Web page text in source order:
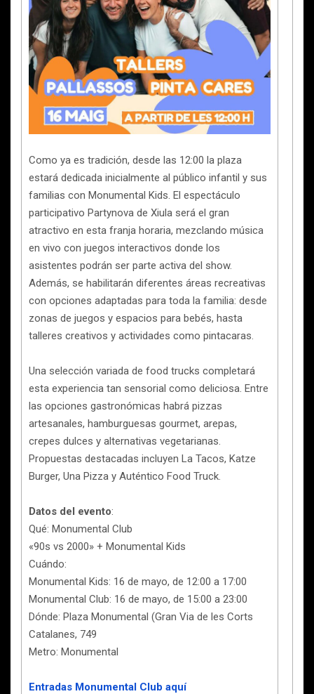
Como ya es tradición, desde las 12:00 la plaza
estará dedicada inicialmente al público infantil y sus
familias con Monumental Kids. El espectáculo
participativo Partynova de Xiula será el gran
atractivo en esta franja horaria, mezclando música
en vivo con juegos interactivos donde los
asistentes podrán ser parte activa del show.
Además, se habilitarán diferentes áreas recreativas
con opciones adaptadas para toda la familia: desde
zonas de juegos y espacios para bebés, hasta
talleres creativos y actividades como pintacaras.
Una selección variada de food trucks completará
esta experiencia tan sensorial como deliciosa. Entre
las opciones gastronómicas habrá pizzas
artesanales, hamburguesas gourmet, arepas,
crepes dulces y alternativas vegetarianas.
Propuestas destacadas incluyen La Tacos, Katze
Burger, Una Pizza y Auténtico Food Truck.
Datos del evento:
Qué: Monumental Club
«90s vs 2000» + Monumental Kids
Cuándo:
Monumental Kids: 16 de mayo, de 12:00 a 17:00
Monumental Club: 16 de mayo, de 15:00 a 23:00
Dónde: Plaza Monumental (Gran Via de les Corts
Catalanes, 749
Metro: Monumental
Entradas Monumental Club aquí